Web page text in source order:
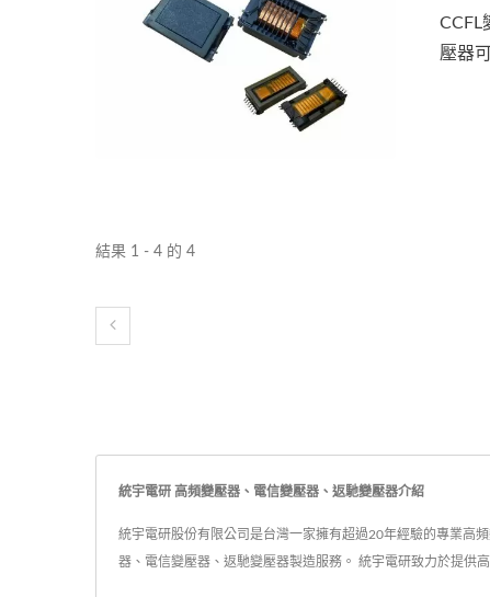
CCFL
壓器
結果 1 - 4 的 4
統宇電研 高頻變壓器、電信變壓器、返馳變壓器介紹
統宇電研股份有限公司是台灣一家擁有超過20年經驗的專業高
器、電信變壓器、返馳變壓器製造服務。 統宇電研致力於提供